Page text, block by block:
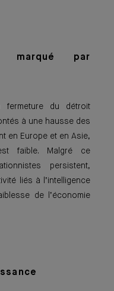
marqué par
du détroit
à une hausse des
en Europe et en Asie,
faible. Malgré ce
persistent,
liés à l’intelligence
de l’économie